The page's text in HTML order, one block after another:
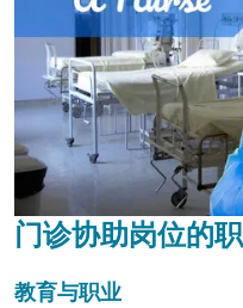
门诊协助岗位的
教育与职业